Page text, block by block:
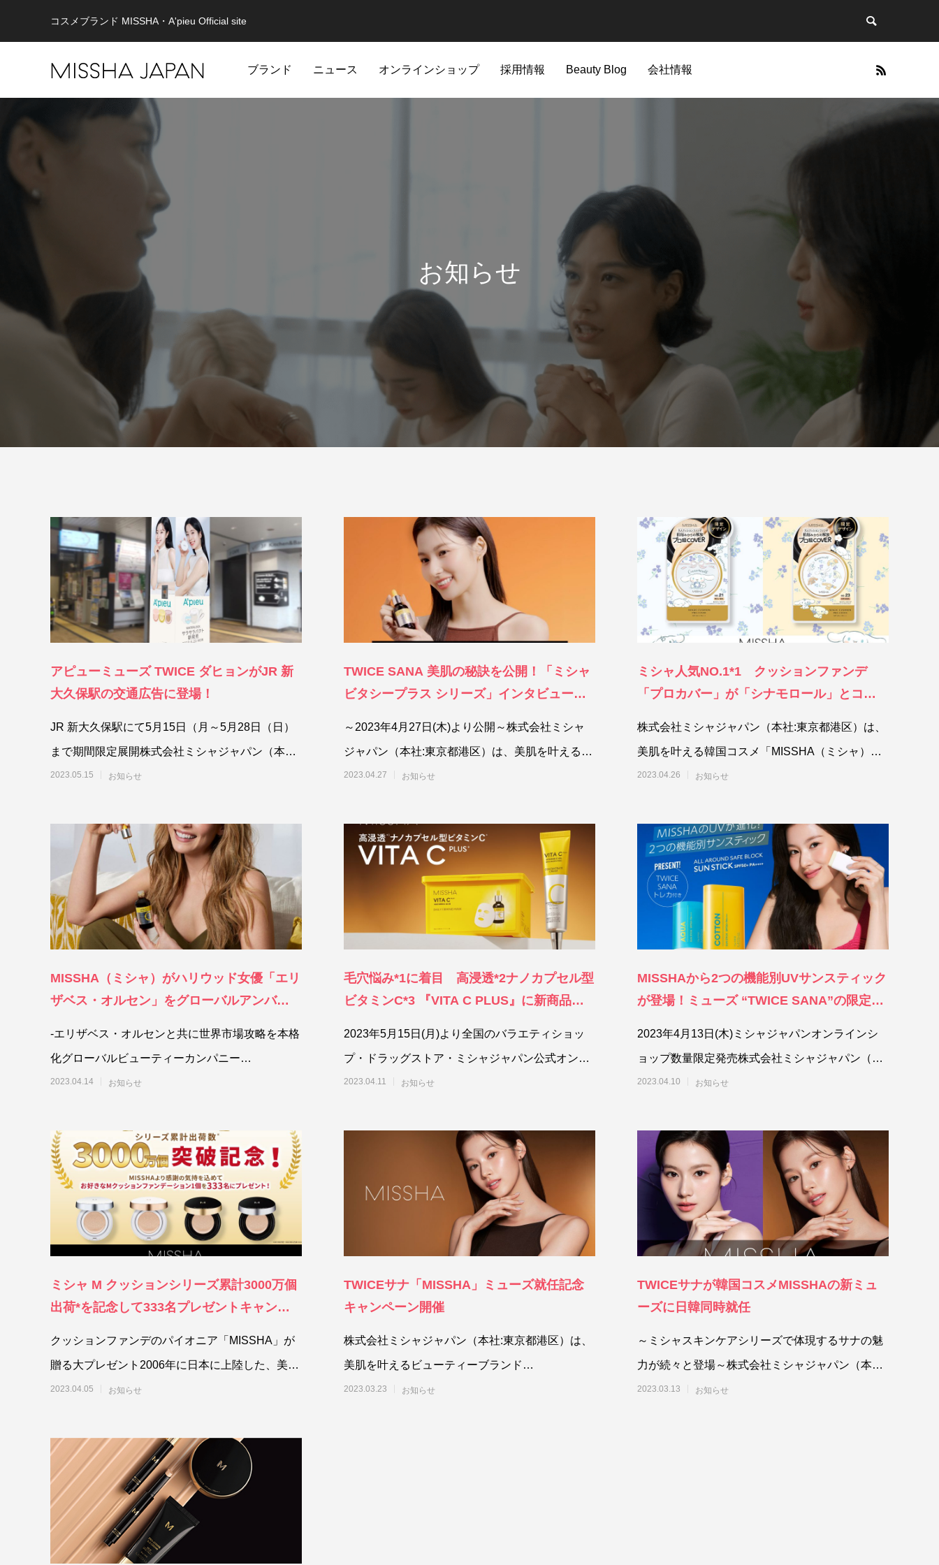
コスメブランド MISSHA・A'pieu Official site
ブランド ニュース オンラインショップ 採用情報 Beauty Blog 会社情報
MISSHA
Apieu商品一覧
CHOGONGJIN
CHOGONGJIN商品一覧 Cellapy商品一覧
未来を見据え、健やかな美肌を目指す。
「PDRN*¹ NAD+*²」新シリーズ誕生。
2026.07.13
重さゼロ。進化を遂げた生肌感仕上げの
「ミシャ M プロ ブラック メッシュクッシ
今、BBクリームの波が再び。ヘアメイク
yumiも推す進化した3種のミシャBBクリー
2026.06.22
お知らせ
アピューミューズ TWICE ダヒョンがJR 新
大久保駅の交通広告に登場！
JR 新大久保駅にて5月15日（月～5月28日（日）
まで期間限定展開株式会社ミシャジャパン（本社
東京都港区）は、A’pieu （
2023.05.15 お知らせ
TWICE SANA 美肌の秘訣を公開！「ミシャ
ビタシープラス シリーズ」インタビュー動
～2023年4月27日(木)より公開～株式会社ミシャ
ジャパン（本社:東京都港区）は、美肌を叶える韓
国コスメ「MISSHA（ミシャ）
2023.04.27 お知らせ
ミシャ人気NO.1*1 クッションファンデ
「プロカバー」が「シナモロール」とコラ
株式会社ミシャジャパン（本社:東京都港区）は、
美肌を叶える韓国コスメ「MISSHA（ミシャ）」
から株式会社サンリオのキャラクター「シナモロ
2023.04.26 お知らせ
MISSHA（ミシャ）がハリウッド女優「エリ
ザベス・オルセン」をグローバルアンバサダ
-エリザベス・オルセンと共に世界市場攻略を本格
化グローバルビューティーカンパニー
ABLEC&amp;CのブランドM
2023.04.14 お知らせ
毛穴悩み*1に着目 高浸透*2ナノカプセル型
ビタミンC*3 『VITA C PLUS』に新商品
2023年5月15日(月)より全国のバラエティショッ
プ・ドラッグストア・ミシャジャパン公式オンラ
インショップで発売開始株式会社ミシ
2023.04.11 お知らせ
MISSHAから2つの機能別UVサンスティック
が登場！ミューズ “TWICE SANA”の限定ト
2023年4月13日(木)ミシャジャパンオンラインシ
ョップ数量限定発売株式会社ミシャジャパン（本
社:東京都港区）は、美肌を叶える韓
2023.04.10 お知らせ
ミシャ M クッションシリーズ累計3000万個
出荷*を記念して333名プレゼントキャンペ
クッションファンデのパイオニア「MISSHA」が
贈る大プレゼント2006年に日本に上陸した、美肌
を叶える韓国生まれのコスメ
2023.04.05 お知らせ
TWICEサナ「MISSHA」ミューズ就任記念
キャンペーン開催
株式会社ミシャジャパン（本社:東京都港区）は、
美肌を叶えるビューティーブランド
「MISSHA（ミシャ）」の新ミューズに、世界的
2023.03.23 お知らせ
TWICEサナが韓国コスメMISSHAの新ミュ
ーズに日韓同時就任
～ミシャスキンケアシリーズで体現するサナの魅
力が続々と登場～株式会社ミシャジャパン（本社:
東京都港区）は、美肌を叶えるビューティー
2023.03.13 お知らせ